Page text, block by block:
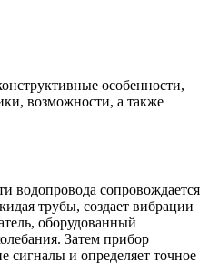
особенности,
возможности, а также
водопровода сопровождается
трубы, создает вибрации
оборудованный
Затем прибор
сигналы и определяет точное